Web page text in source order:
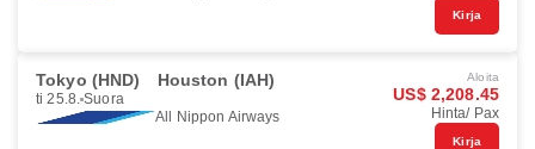
Kirja
Tokyo (HND) Houston (IAH)
ti 25.8. Suora
All Nippon Airways
Aloita
US$ 2,208.45
Hinta/ Pax
Kirja